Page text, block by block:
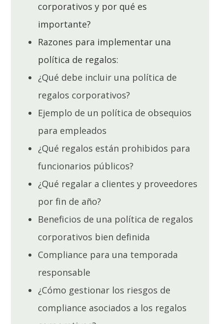
corporativos y por qué es
importante?
Razones para implementar una
política de regalos:
¿Qué debe incluir una política de
regalos corporativos?
Ejemplo de un política de obsequios
para empleados
¿Qué regalos están prohibidos para
funcionarios públicos?
¿Qué regalar a clientes y proveedores
por fin de año?
Beneficios de una política de regalos
corporativos bien definida
Compliance para una temporada
responsable
¿Cómo gestionar los riesgos de
compliance asociados a los regalos